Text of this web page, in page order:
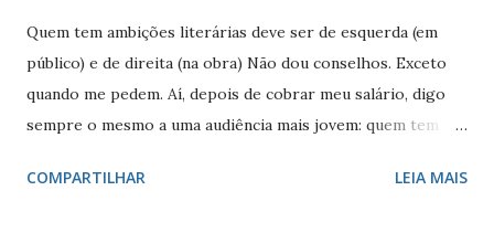
Quem tem ambições literárias deve ser de esquerda (em
público) e de direita (na obra) Não dou conselhos. Exceto
quando me pedem. Aí, depois de cobrar meu salário, digo
sempre o mesmo a uma audiência mais jovem: quem tem
de direita (literariamente). Em público, persiste ainda a
COMPARTILHAR LEIA MAIS